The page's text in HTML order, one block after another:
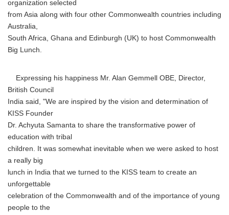
organization selected
from Asia along with four other Commonwealth countries including
Australia,
South Africa, Ghana and Edinburgh (UK) to host Commonwealth
Big Lunch.
Expressing his happiness Mr. Alan Gemmell OBE, Director,
British Council
India said, "We are inspired by the vision and determination of
KISS Founder
Dr. Achyuta Samanta to share the transformative power of
education with tribal
children. It was somewhat inevitable when we were asked to host
a really big
lunch in India that we turned to the KISS team to create an
unforgettable
celebration of the Commonwealth and of the importance of young
people to the